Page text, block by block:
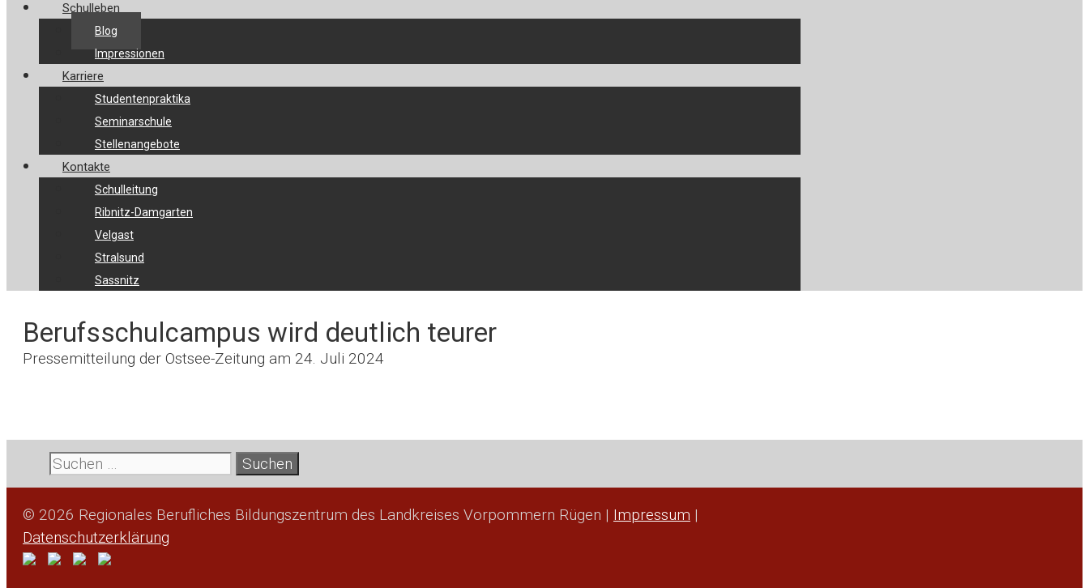
Schulleben
Blog
Impressionen
Karriere
Studentenpraktika
Seminarschule
Stellenangebote
Kontakte
Schulleitung
Ribnitz-Damgarten
Velgast
Stralsund
Sassnitz
Berufsschulcampus wird deutlich teurer
Pressemitteilung der Ostsee-Zeitung am 24. Juli 2024
Suche
nach:
© 2026 Regionales Berufliches Bildungszentrum des Landkreises Vorpommern Rügen | Impressum |
Datenschutzerklärung